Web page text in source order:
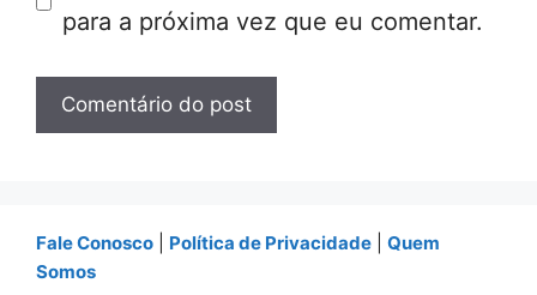
para a próxima vez que eu comentar.
Fale Conosco Política de Privacidade
Quem
Somos